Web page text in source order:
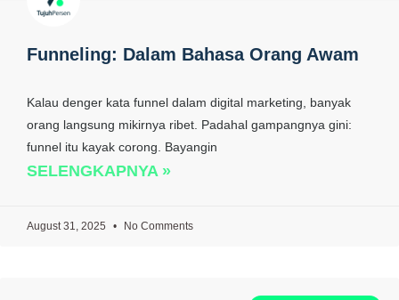
Funneling: Dalam Bahasa Orang Awam
Kalau denger kata funnel dalam digital marketing, banyak
orang langsung mikirnya ribet. Padahal gampangnya gini:
funnel itu kayak corong. Bayangin
SELENGKAPNYA »
August 31, 2025 No Comments